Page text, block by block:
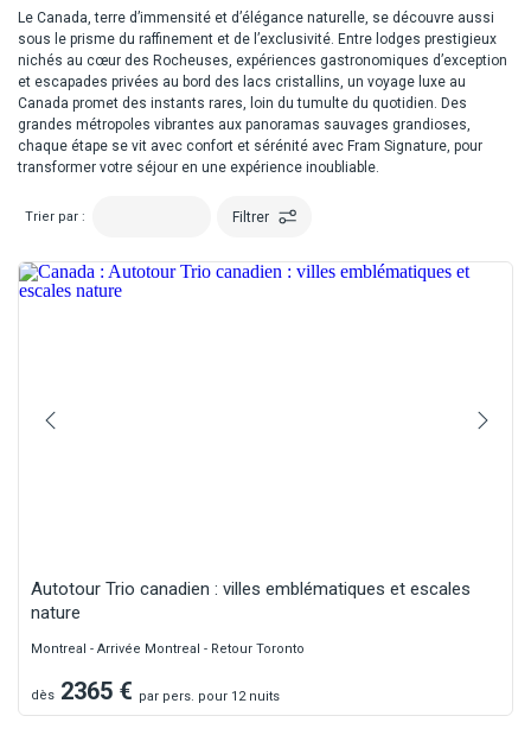
Le Canada, terre d’immensité et d’élégance naturelle, se découvre aussi
sous le prisme du raffinement et de l’exclusivité. Entre lodges prestigieux
nichés au cœur des Rocheuses, expériences gastronomiques d’exception
et escapades privées au bord des lacs cristallins, un voyage luxe au
Canada promet des instants rares, loin du tumulte du quotidien. Des
grandes métropoles vibrantes aux panoramas sauvages grandioses,
chaque étape se vit avec confort et sérénité avec Fram Signature, pour
transformer votre séjour en une expérience inoubliable.
Trier par : Filtrer
Autotour Trio canadien : villes emblématiques et escales
nature
Montreal - Arrivée Montreal - Retour Toronto
dès 2365 € par pers. pour 12 nuits